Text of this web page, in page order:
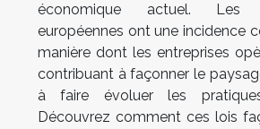
économique actuel. Les
européennes ont une incidence
manière dont les entreprises
contribuant à façonner le
à faire évoluer les
Découvrez comment ces lois